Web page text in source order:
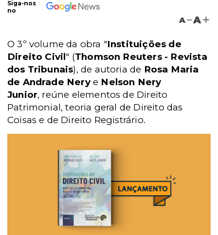
Siga-nos
no
A A
O 3º volume da obra "Instituições de
Direito Civil" (Thomson Reuters - Revista
dos Tribunais), de autoria de Rosa Maria
de Andrade Nerye Nelson Nery
Junior, reúne elementos de Direito
Patrimonial, teoria geral de Direito das
Coisas e de Direito Registrário.